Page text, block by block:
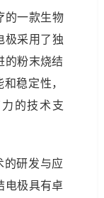
的一款生物
极采用了独
的粉末烧结
稳定性，
的技术支
研发与应
电极具有卓